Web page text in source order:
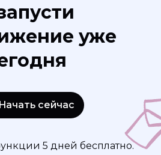
уже
Начать сейчас
5 дней бесплатно.